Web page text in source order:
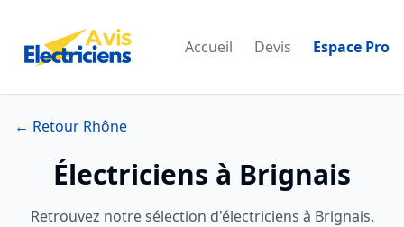
Accueil Devis Espace Pro
← Retour Rhône
Électriciens à Brignais
Retrouvez notre sélection d'électriciens à Brignais.